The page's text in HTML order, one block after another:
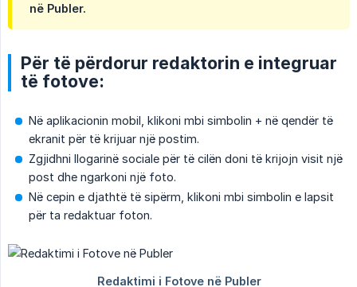
në Publer.
Për të përdorur redaktorin e integruar
të fotove:
Në aplikacionin mobil, klikoni mbi simbolin + në qendër të
ekranit për të krijuar një postim.
Zgjidhni llogarinë sociale për të cilën doni të krijojn visit një
post dhe ngarkoni një foto.
Në cepin e djathtë të sipërm, klikoni mbi simbolin e lapsit
për ta redaktuar foton.